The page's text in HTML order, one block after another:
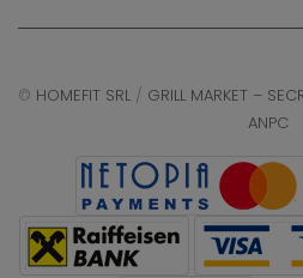
© HOMEFIT SRL / GRILL MARKET –
ANPC